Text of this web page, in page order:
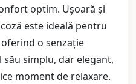
optim. Ușoară și
este ideală pentru
o senzație
său simplu, dar elegant,
moment de relaxare.